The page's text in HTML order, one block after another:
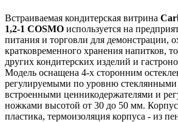
Встраиваемая кондитерская витрина
1,2-1 COSMO используется на
питания и торговли для демонстрации,
кратковременного хранения напитков,
других кондитерских изделий и
Модель оснащена 4-х сторонним
регулируемыми по уровню
встроенными ценникодержателями и
ножками высотой от 30 до 50 мм.
пластика, термоизоляция корпуса - из